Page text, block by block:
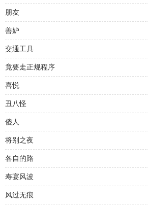
朋友
善妒
交通工具
竟要走正规程序
喜悦
丑八怪
傻人
将别之夜
各自的路
寿宴风波
风过无痕